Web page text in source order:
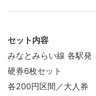
セット内容
みなとみらい線 各駅発
硬券6枚セット
各200円区間／大人券